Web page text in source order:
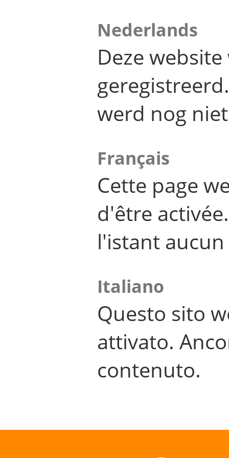
Nederlands
Deze
werd nog
Français
Cette page
d'être
l'istant
Italiano
Questo sito
attivato.
contenuto.